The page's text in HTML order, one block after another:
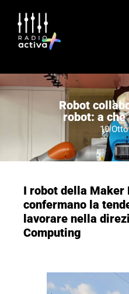
Robot
robot: a che
10
I robot della Maker
confermano la
lavorare nella
Computing